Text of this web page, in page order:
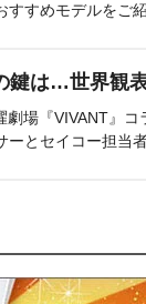
すめモデルをご紹
鍵は…世界観
劇場『VIVANT』
とセイコー担当